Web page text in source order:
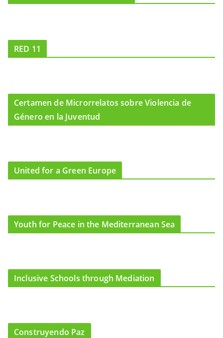
RED 11
Certamen de Microrrelatos sobre Violencia de
Género en la Juventud
United for a Green Europe
Youth for Peace in the Mediterranean Sea
Inclusive Schools through Mediation
Construyendo Paz